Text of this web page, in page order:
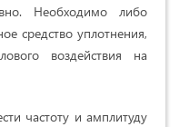
Необходимо либо
средство уплотнения,
воздействия на
частоту и амплитуду